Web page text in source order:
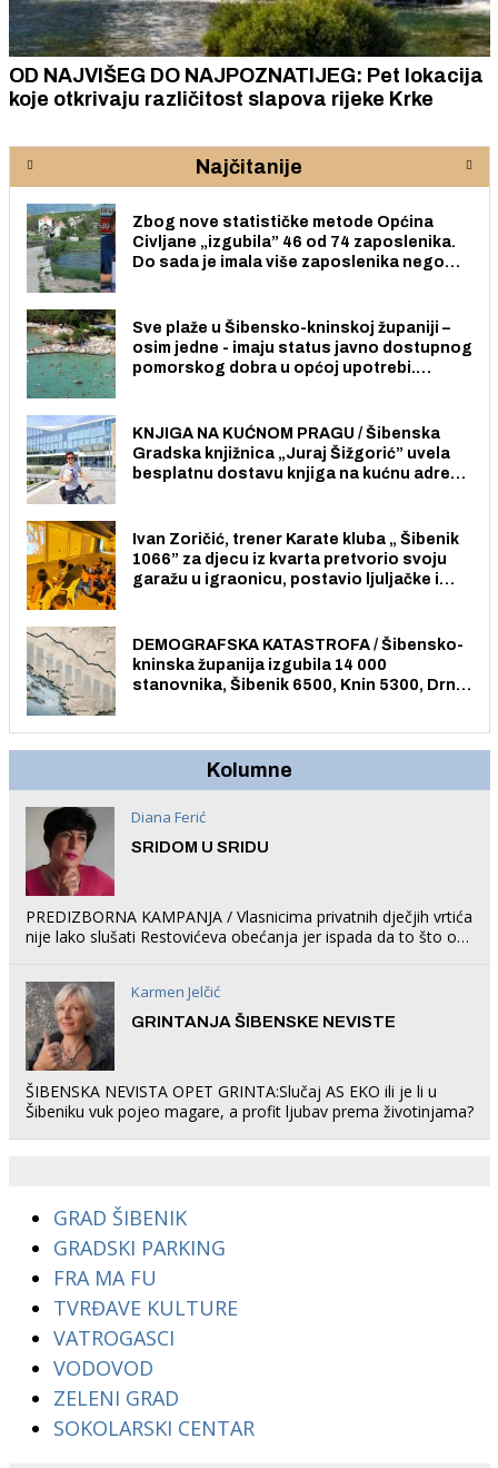
OD NAJVIŠEG DO NAJPOZNATIJEG: Pet lokacija
koje otkrivaju različitost slapova rijeke Krke
Najčitanije
Zbog nove statističke metode Općina
Civljane „izgubila” 46 od 74 zaposlenika.
Do sada je imala više zaposlenika nego
Sve plaže u Šibensko-kninskoj županiji –
osim jedne - imaju status javno dostupnog
pomorskog dobra u općoj upotrebi.
KNJIGA NA KUĆNOM PRAGU / Šibenska
Gradska knjižnica „Juraj Šižgorić” uvela
besplatnu dostavu knjiga na kućnu adresu
Ivan Zoričić, trener Karate kluba „ Šibenik
1066” za djecu iz kvarta pretvorio svoju
garažu u igraonicu, postavio ljuljačke i
DEMOGRAFSKA KATASTROFA / Šibensko-
kninska županija izgubila 14 000
stanovnika, Šibenik 6500, Knin 5300, Drniš
Kolumne
Diana Ferić
SRIDOM U SRIDU
PREDIZBORNA KAMPANJA / Vlasnicima privatnih dječjih vrtića
nije lako slušati Restovićeva obećanja jer ispada da to što oni
Karmen Jelčić
GRINTANJA ŠIBENSKE NEVISTE
ŠIBENSKA NEVISTA OPET GRINTA:Slučaj AS EKO ili je li u
Šibeniku vuk pojeo magare, a profit ljubav prema životinjama?
GRAD ŠIBENIK
GRADSKI PARKING
FRA MA FU
TVRĐAVE KULTURE
VATROGASCI
VODOVOD
ZELENI GRAD
SOKOLARSKI CENTAR